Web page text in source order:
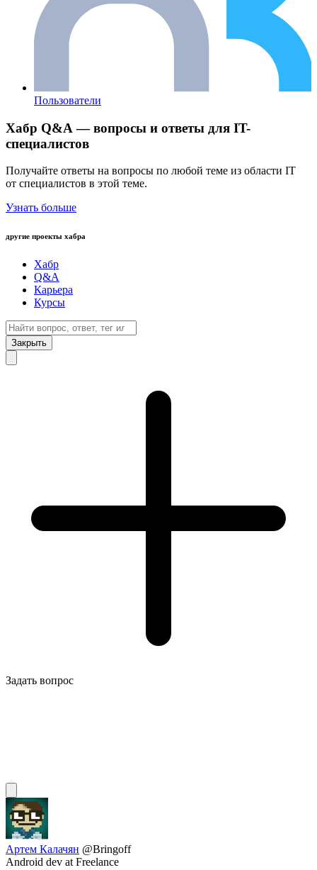
Пользователи
Хабр Q&A — вопросы и ответы для IT-
специалистов
Получайте ответы на вопросы по любой теме из области IT
от специалистов в этой теме.
Узнать больше
другие проекты хабра
Хабр
Q&A
Карьера
Курсы
Закрыть
Задать вопрос
Артем Калачян @Bringoff
Android dev at Freelance